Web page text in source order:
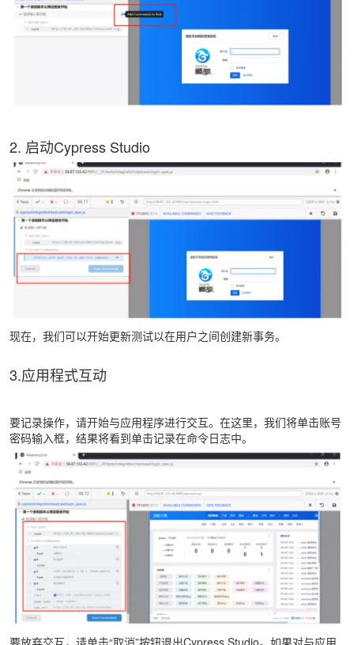
2. 启动Cypress Studio
现在，我们可以开始更新测试以在用户之间创建新事务。
3.应用程式互动
要记录操作，请开始与应用程序进行交互。在这里，我们将单击账号
密码输入框，结果将看到单击记录在命令日志中。
要放弃交互，请单击“取消”按钮退出Cypress Studio。如果对与应用